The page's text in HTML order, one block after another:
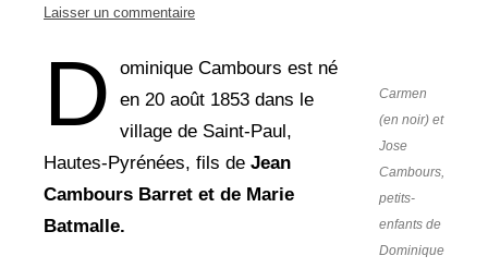
Laisser un commentaire
Carmen
(en noir) et
Jose
Cambours,
petits-
enfants de
Dominique
D
ominique Cambours est né
en 20 août 1853 dans le
village de Saint-Paul,
Hautes-Pyrénées, fils de Jean
Cambours Barret et de Marie
Batmalle.